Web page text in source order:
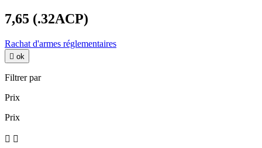
7,65 (.32ACP)
Rachat d'armes réglementaires
 ok
Filtrer par
Prix
Prix
 